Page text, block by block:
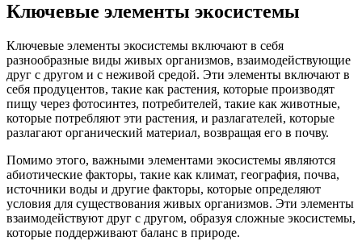
Ключевые элементы экосистемы
Ключевые элементы экосистемы включают в себя
разнообразные виды живых организмов, взаимодействующие
друг с другом и с неживой средой. Эти элементы включают в
себя продуцентов, такие как растения, которые производят
пищу через фотосинтез, потребителей, такие как животные,
которые потребляют эти растения, и разлагателей, которые
разлагают органический материал, возвращая его в почву.
Помимо этого, важными элементами экосистемы являются
абиотические факторы, такие как климат, география, почва,
источники воды и другие факторы, которые определяют
условия для существования живых организмов. Эти элементы
взаимодействуют друг с другом, образуя сложные экосистемы,
которые поддерживают баланс в природе.